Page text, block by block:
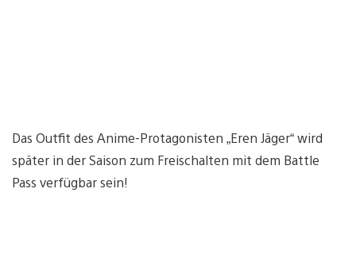
Das Outfit des Anime-Protagonisten „Eren Jäger“ wird
später in der Saison zum Freischalten mit dem Battle
Pass verfügbar sein!